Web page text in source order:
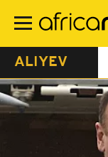
contenu
ALIYEV